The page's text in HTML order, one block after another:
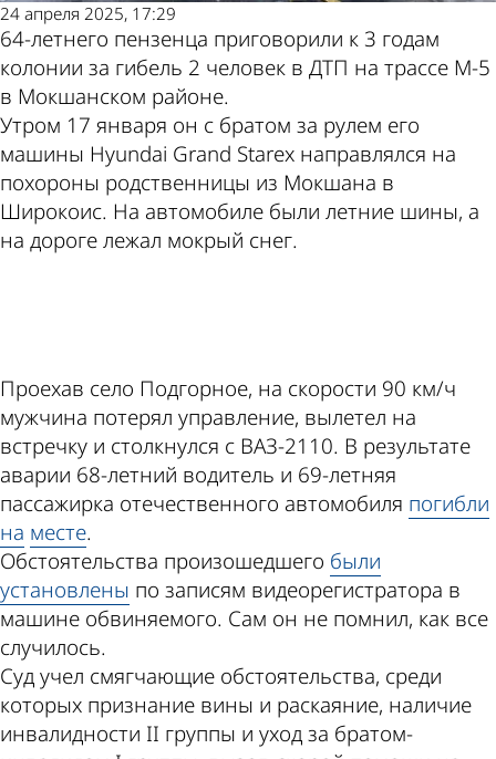
24 апреля 2025, 17:29
64-летнего пензенца приговорили к 3 годам
колонии за гибель 2 человек в ДТП на трассе М-5
в Мокшанском районе.
Утром 17 января он с братом за рулем его
машины Hyundai Grand Starex направлялся на
похороны родственницы из Мокшана в
Широкоис. На автомобиле были летние шины, а
на дороге лежал мокрый снег.
Проехав село Подгорное, на скорости 90 км/ч
мужчина потерял управление, вылетел на
встречку и столкнулся с ВАЗ-2110. В результате
аварии 68-летний водитель и 69-летняя
пассажирка отечественного автомобиля погибли
на месте.
Обстоятельства произошедшего были
установлены по записям видеорегистратора в
машине обвиняемого. Сам он не помнил, как все
случилось.
Суд учел смягчающие обстоятельства, среди
которых признание вины и раскаяние, наличие
инвалидности II группы и уход за братом-